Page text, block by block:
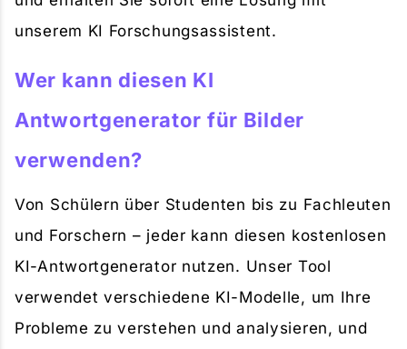
unserem KI Forschungsassistent.
Wer kann diesen KI
Antwortgenerator für Bilder
verwenden?
Von Schülern über Studenten bis zu Fachleuten
und Forschern – jeder kann diesen kostenlosen
KI-Antwortgenerator nutzen. Unser Tool
verwendet verschiedene KI-Modelle, um Ihre
Probleme zu verstehen und analysieren, und